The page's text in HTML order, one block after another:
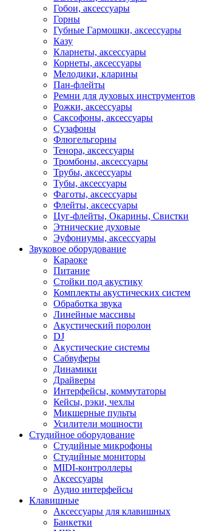
Гобои, аксессуары
Горны
Губные Гармошки, аксессуары
Казу
Кларнеты, аксессуары
Корнеты, аксессуары
Мелодики, кларины
Пан-флейты
Ремни для духовых инструментов
Рожки, аксессуары
Саксофоны, аксессуары
Сузафоны
Флюгельгорны
Тенора, аксессуары
Тромбоны, аксессуары
Трубы, аксессуары
Тубы, аксессуары
Фаготы, аксессуары
Флейты, аксессуары
Цуг-флейты, Окарины, Свистки
Этнические духовые
Эуфониумы, аксессуары
Звуковое оборудование
Караоке
Питание
Стойки под акустику
Комплекты акустических систем
Обработка звука
Линейные массивы
Акустический поролон
DJ
Акустические системы
Сабвуферы
Динамики
Драйверы
Интерфейсы, коммутаторы
Кейсы, рэки, чехлы
Микшерные пульты
Усилители мощности
Студийное оборудование
Студийные микрофоны
Студийные мониторы
MIDI-контроллеры
Аксессуары
Аудио интерфейсы
Клавишные
Аксессуары для клавишных
Банкетки